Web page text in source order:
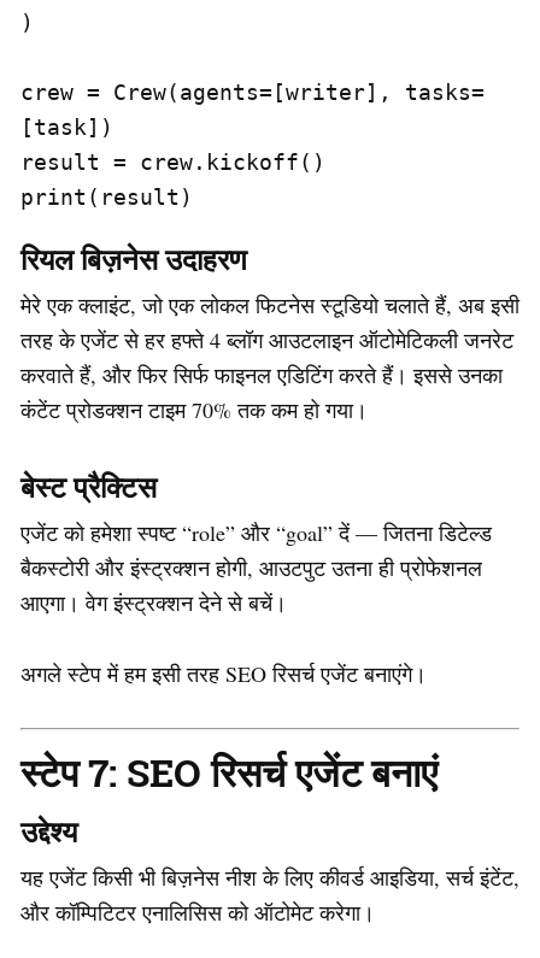
)
crew = Crew(agents=[writer], tasks=
[task])
result = crew.kickoff()
print(result)
रियल बिज़नेस उदाहरण
मेरे एक क्लाइंट, जो एक लोकल फिटनेस स्टूडियो चलाते हैं, अब इसी
तरह के एजेंट से हर हफ्ते 4 ब्लॉग आउटलाइन ऑटोमेटिकली जनरेट
करवाते हैं, और फिर सिर्फ फाइनल एडिटिंग करते हैं। इससे उनका
कंटेंट प्रोडक्शन टाइम 70% तक कम हो गया।
बेस्ट प्रैक्टिस
एजेंट को हमेशा स्पष्ट “role” और “goal” दें — जितना डिटेल्ड
बैकस्टोरी और इंस्ट्रक्शन होगी, आउटपुट उतना ही प्रोफेशनल
आएगा। वेग इंस्ट्रक्शन देने से बचें।
अगले स्टेप में हम इसी तरह SEO रिसर्च एजेंट बनाएंगे।
स्टेप 7: SEO रिसर्च एजेंट बनाएं
उद्देश्य
यह एजेंट किसी भी बिज़नेस नीश के लिए कीवर्ड आइडिया, सर्च इंटेंट,
और कॉम्पिटिटर एनालिसिस को ऑटोमेट करेगा।